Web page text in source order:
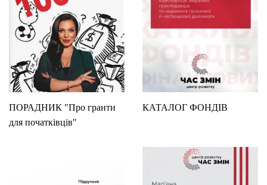
ПОРАДНИК "Про гранти
для початківців"
КАТАЛОГ ФОНДІВ